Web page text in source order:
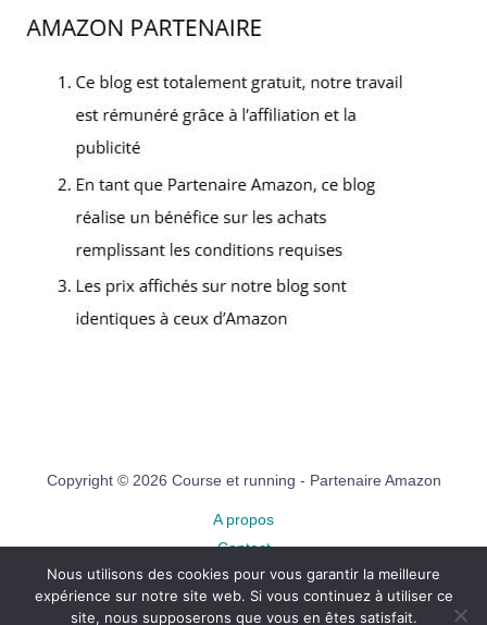
Copyright © 2026 Course et running - Partenaire Amazon
A propos
Contact
Plan du site
Mentions légales
Nous utilisons des cookies pour vous garantir la meilleure
expérience sur notre site web. Si vous continuez à utiliser ce
site, nous supposerons que vous en êtes satisfait.